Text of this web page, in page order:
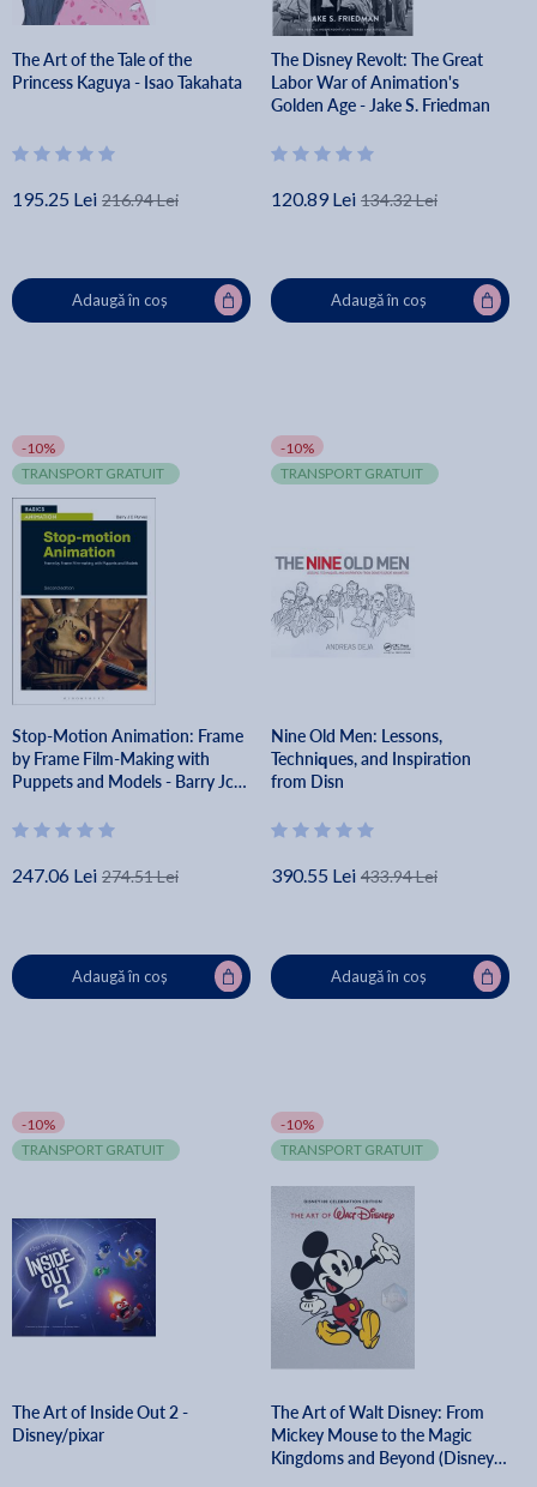
The Art of the Tale of the
Princess Kaguya - Isao Takahata
195.25 Lei 216.94 Lei
Adaugă în coș
The Disney Revolt: The Great
Labor War of Animation's
Golden Age - Jake S. Friedman
120.89 Lei 134.32 Lei
Adaugă în coș
-10%
TRANSPORT GRATUIT
Stop-Motion Animation: Frame
by Frame Film-Making with
Puppets and Models - Barry Jc
247.06 Lei 274.51 Lei
Adaugă în coș
-10%
TRANSPORT GRATUIT
Nine Old Men: Lessons,
Techniques, and Inspiration
from Disn
390.55 Lei 433.94 Lei
Adaugă în coș
-10%
TRANSPORT GRATUIT
The Art of Inside Out 2 -
Disney/pixar
-10%
TRANSPORT GRATUIT
The Art of Walt Disney: From
Mickey Mouse to the Magic
Kingdoms and Beyond (Disney